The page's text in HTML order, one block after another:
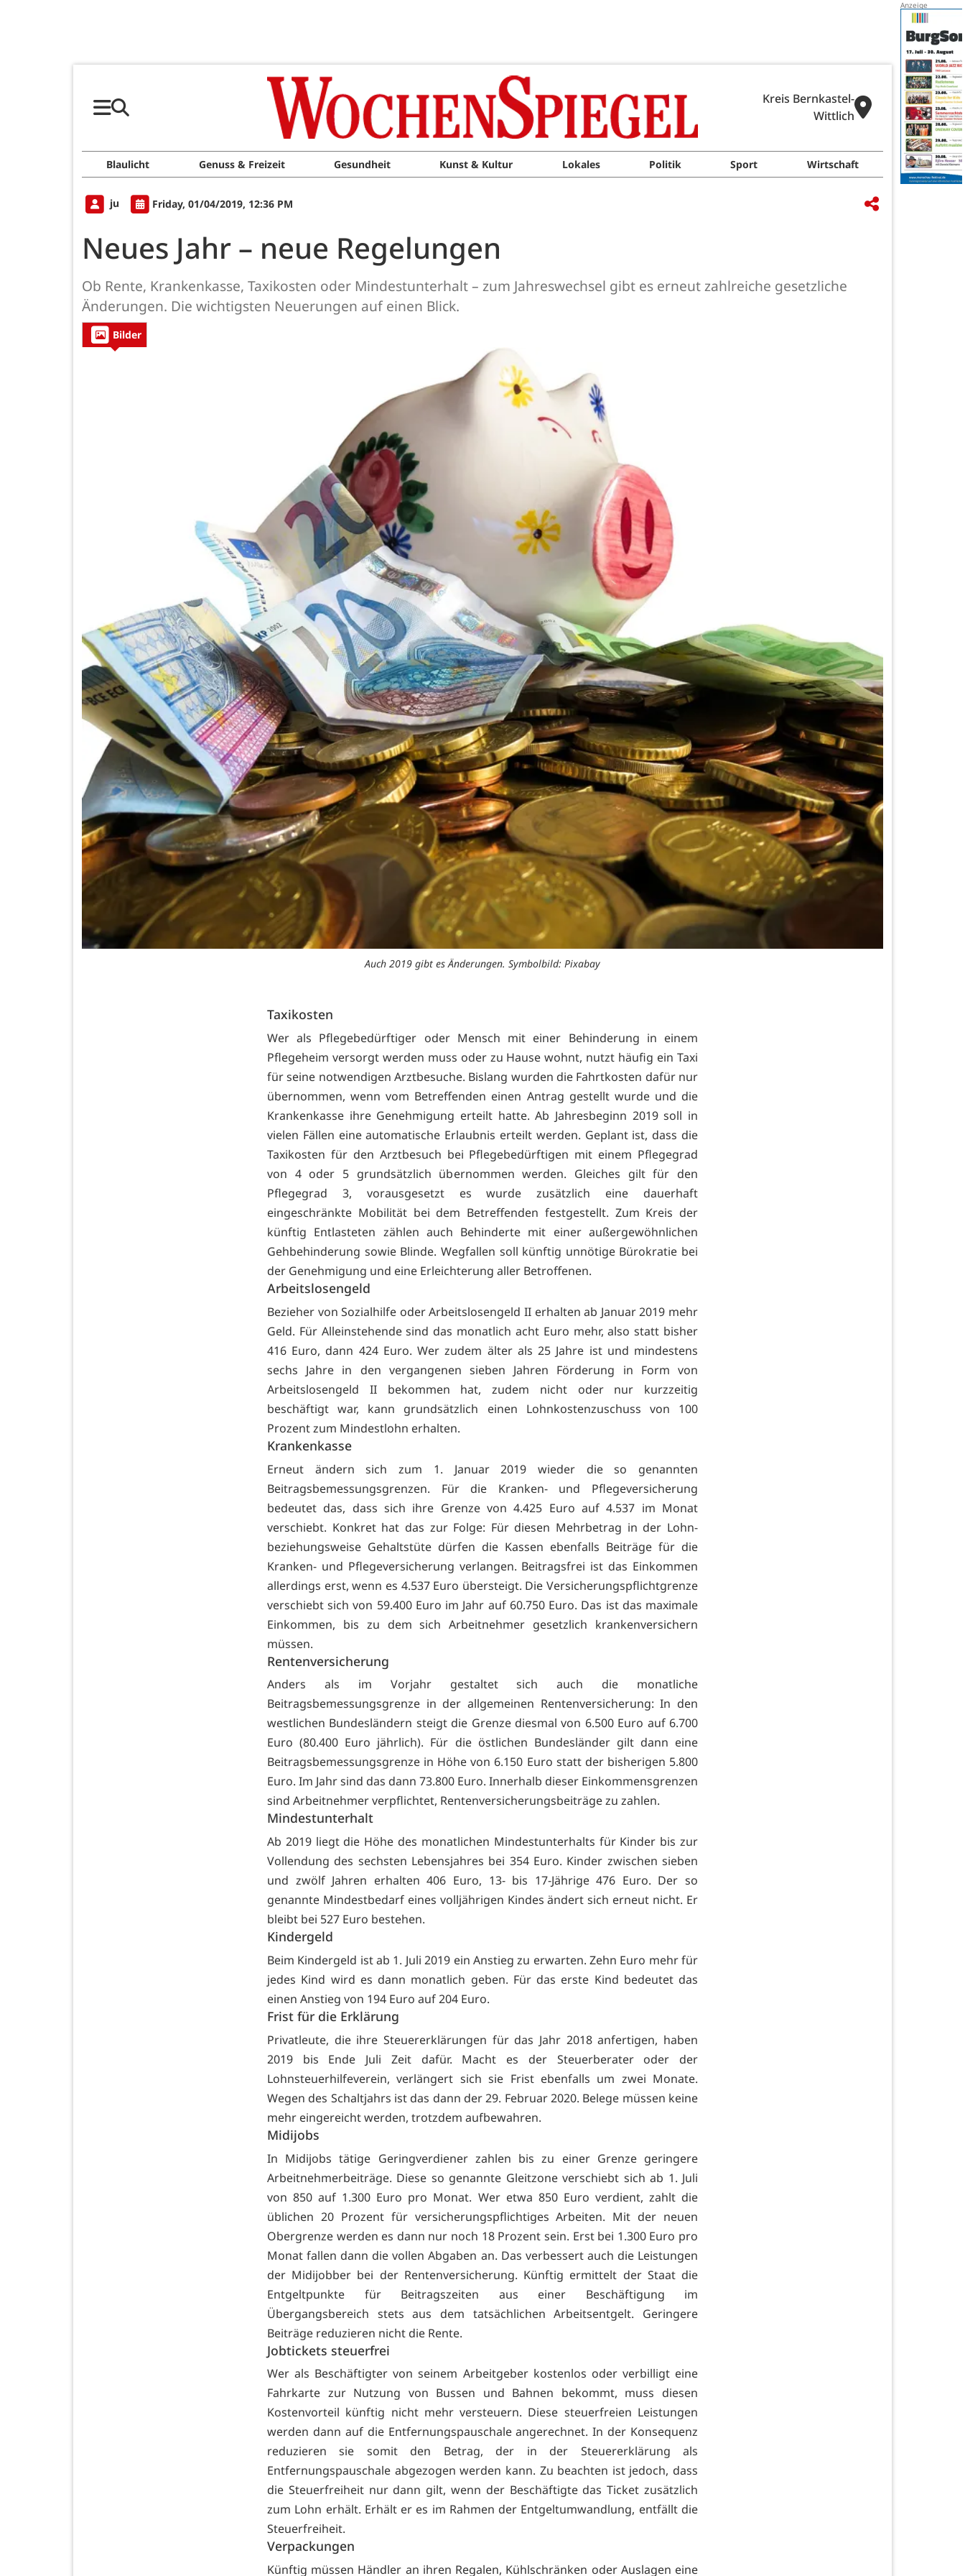
Kreis Bernkastel-
Wittlich
Blaulicht Genuss & Freizeit Gesundheit Kunst & Kultur Lokales Politik Sport Wirtschaft
ju Friday, 01/04/2019, 12:36 PM
Neues Jahr – neue Regelungen
Ob Rente, Krankenkasse, Taxikosten oder Mindestunterhalt – zum Jahreswechsel gibt es erneut zahlreiche gesetzliche
Änderungen. Die wichtigsten Neuerungen auf einen Blick.
Bilder
Auch 2019 gibt es Änderungen. Symbolbild: Pixabay
Taxikosten
Wer als Pflegebedürftiger oder Mensch mit einer Behinderung in einem
Pflegeheim versorgt werden muss oder zu Hause wohnt, nutzt häufig ein Taxi
für seine notwendigen Arztbesuche. Bislang wurden die Fahrtkosten dafür nur
übernommen, wenn vom Betreffenden einen Antrag gestellt wurde und die
Krankenkasse ihre Genehmigung erteilt hatte. Ab Jahresbeginn 2019 soll in
vielen Fällen eine automatische Erlaubnis erteilt werden. Geplant ist, dass die
Taxikosten für den Arztbesuch bei Pflegebedürftigen mit einem Pflegegrad
von 4 oder 5 grundsätzlich übernommen werden. Gleiches gilt für den
Pflegegrad 3, vorausgesetzt es wurde zusätzlich eine dauerhaft
eingeschränkte Mobilität bei dem Betreffenden festgestellt. Zum Kreis der
künftig Entlasteten zählen auch Behinderte mit einer außergewöhnlichen
Gehbehinderung sowie Blinde. Wegfallen soll künftig unnötige Bürokratie bei
der Genehmigung und eine Erleichterung aller Betroffenen.
Arbeitslosengeld
Bezieher von Sozialhilfe oder Arbeitslosengeld II erhalten ab Januar 2019 mehr
Geld. Für Alleinstehende sind das monatlich acht Euro mehr, also statt bisher
416 Euro, dann 424 Euro. Wer zudem älter als 25 Jahre ist und mindestens
sechs Jahre in den vergangenen sieben Jahren Förderung in Form von
Arbeitslosengeld II bekommen hat, zudem nicht oder nur kurzzeitig
beschäftigt war, kann grundsätzlich einen Lohnkostenzuschuss von 100
Prozent zum Mindestlohn erhalten.
Krankenkasse
Erneut ändern sich zum 1. Januar 2019 wieder die so genannten
Beitragsbemessungsgrenzen. Für die Kranken- und Pflegeversicherung
bedeutet das, dass sich ihre Grenze von 4.425 Euro auf 4.537 im Monat
verschiebt. Konkret hat das zur Folge: Für diesen Mehrbetrag in der Lohn-
beziehungsweise Gehaltstüte dürfen die Kassen ebenfalls Beiträge für die
Kranken- und Pflegeversicherung verlangen. Beitragsfrei ist das Einkommen
allerdings erst, wenn es 4.537 Euro übersteigt. Die Versicherungspflichtgrenze
verschiebt sich von 59.400 Euro im Jahr auf 60.750 Euro. Das ist das maximale
Einkommen, bis zu dem sich Arbeitnehmer gesetzlich krankenversichern
müssen.
Rentenversicherung
Anders als im Vorjahr gestaltet sich auch die monatliche
Beitragsbemessungsgrenze in der allgemeinen Rentenversicherung: In den
westlichen Bundesländern steigt die Grenze diesmal von 6.500 Euro auf 6.700
Euro (80.400 Euro jährlich). Für die östlichen Bundesländer gilt dann eine
Beitragsbemessungsgrenze in Höhe von 6.150 Euro statt der bisherigen 5.800
Euro. Im Jahr sind das dann 73.800 Euro. Innerhalb dieser Einkommensgrenzen
sind Arbeitnehmer verpflichtet, Rentenversicherungsbeiträge zu zahlen.
Mindestunterhalt
Ab 2019 liegt die Höhe des monatlichen Mindestunterhalts für Kinder bis zur
Vollendung des sechsten Lebensjahres bei 354 Euro. Kinder zwischen sieben
und zwölf Jahren erhalten 406 Euro, 13- bis 17-Jährige 476 Euro. Der so
genannte Mindestbedarf eines volljährigen Kindes ändert sich erneut nicht. Er
bleibt bei 527 Euro bestehen.
Kindergeld
Beim Kindergeld ist ab 1. Juli 2019 ein Anstieg zu erwarten. Zehn Euro mehr für
jedes Kind wird es dann monatlich geben. Für das erste Kind bedeutet das
einen Anstieg von 194 Euro auf 204 Euro.
Frist für die Erklärung
Privatleute, die ihre Steuererklärungen für das Jahr 2018 anfertigen, haben
2019 bis Ende Juli Zeit dafür. Macht es der Steuerberater oder der
Lohnsteuerhilfeverein, verlängert sich sie Frist ebenfalls um zwei Monate.
Wegen des Schaltjahrs ist das dann der 29. Februar 2020. Belege müssen keine
mehr eingereicht werden, trotzdem aufbewahren.
Midijobs
In Midijobs tätige Geringverdiener zahlen bis zu einer Grenze geringere
Arbeitnehmerbeiträge. Diese so genannte Gleitzone verschiebt sich ab 1. Juli
von 850 auf 1.300 Euro pro Monat. Wer etwa 850 Euro verdient, zahlt die
üblichen 20 Prozent für versicherungspflichtiges Arbeiten. Mit der neuen
Obergrenze werden es dann nur noch 18 Prozent sein. Erst bei 1.300 Euro pro
Monat fallen dann die vollen Abgaben an. Das verbessert auch die Leistungen
der Midijobber bei der Rentenversicherung. Künftig ermittelt der Staat die
Entgeltpunkte für Beitragszeiten aus einer Beschäftigung im
Übergangsbereich stets aus dem tatsächlichen Arbeitsentgelt. Geringere
Beiträge reduzieren nicht die Rente.
Jobtickets steuerfrei
Wer als Beschäftigter von seinem Arbeitgeber kostenlos oder verbilligt eine
Fahrkarte zur Nutzung von Bussen und Bahnen bekommt, muss diesen
Kostenvorteil künftig nicht mehr versteuern. Diese steuerfreien Leistungen
werden dann auf die Entfernungspauschale angerechnet. In der Konsequenz
reduzieren sie somit den Betrag, der in der Steuererklärung als
Entfernungspauschale abgezogen werden kann. Zu beachten ist jedoch, dass
die Steuerfreiheit nur dann gilt, wenn der Beschäftigte das Ticket zusätzlich
zum Lohn erhält. Erhält er es im Rahmen der Entgeltumwandlung, entfällt die
Steuerfreiheit.
Verpackungen
Künftig müssen Händler an ihren Regalen, Kühlschränken oder Auslagen eine